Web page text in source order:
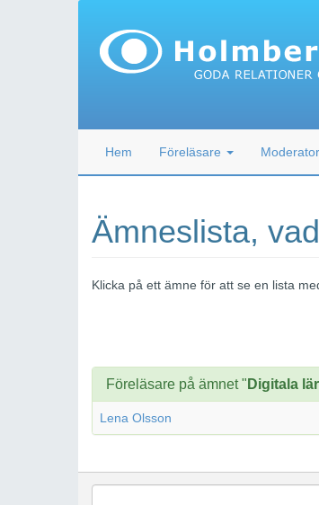
Hem Föreläsare Moderator
Ämneslista,
Klicka på ett ämne för att se en lista
Föreläsare på ämnet " Digitala
Lena Olsson